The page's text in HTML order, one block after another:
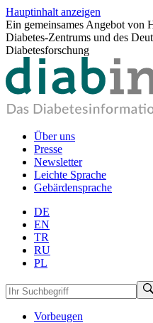
Hauptinhalt anzeigen
Ein gemeinsames Angebot von
Diabetes-Zentrums und des
Diabetesforschung
Über uns
Presse
Newsletter
Leichte Sprache
Gebärdensprache
DE
EN
TR
RU
PL
Vorbeugen